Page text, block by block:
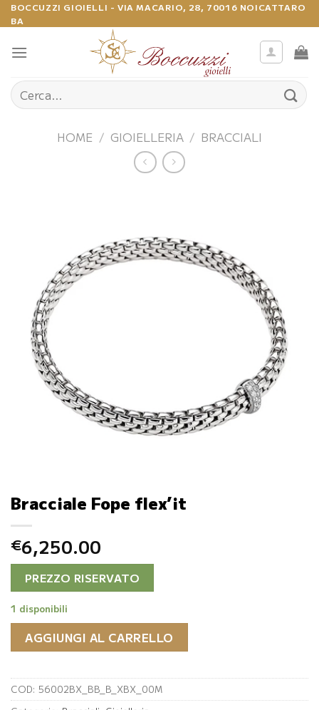
Salta
ai
contenuti
BOCCUZZI GIOIELLI - VIA MACARIO, 28, 70016 NOICATTARO
BA
Cerca:
HOME / GIOIELLERIA / BRACCIALI
Bracciale Fope flex’it
€6,250.00
PREZZO RISERVATO
1 disponibili
AGGIUNGI AL CARRELLO
COD: 56002BX_BB_B_XBX_00M